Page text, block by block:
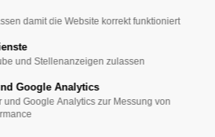
damit die Website korrekt funktioniert
und Stellenanzeigen zulassen
Google Analytics
und Google Analytics zur Messung von